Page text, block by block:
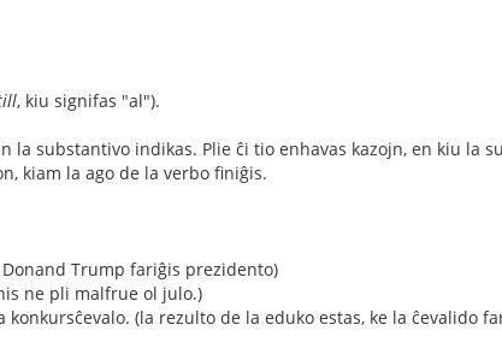
, kiu signifas "al").
la substantivo indikas. Plie ĉi tio enhavas kazojn, en kiu la
kiam la ago de la verbo finiĝis.
Trump fariĝis prezidento)
ne pli malfrue ol julo.)
(la rezulto de la eduko estas, ke la ĉevalido